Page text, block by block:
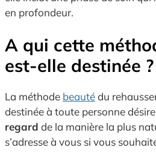
en profondeur.
A qui cette
est-elle destinée ?
La méthode beautédu
destinée à toute personne
regard de la manière la plus
s’adresse à vous si vous